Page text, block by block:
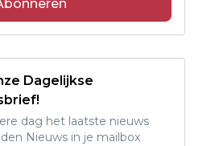
Dagelijkse
dag het laatste nieuws
Nieuws in je mailbox